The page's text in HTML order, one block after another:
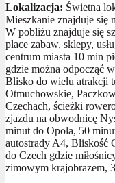
Lokalizacja: Świetna
Mieszkanie znajduje się
W pobliżu znajduje się
place zabaw, sklepy,
centrum miasta 10 min
gdzie można odpocząć
Blisko do wielu atrakcji
Otmuchowskie,
Czechach, ścieżki
zjazdu na obwodnicę
minut do Opola, 50
autostrady A4, Bliskość
do Czech gdzie
zimowym krajobrazem,